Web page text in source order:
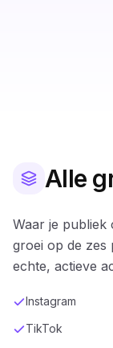
Alle
Waar je publiek
groei op de zes
echte, actieve
Instagram
TikTok